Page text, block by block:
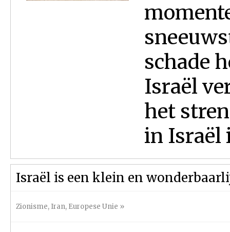
schade
Israël
het
in Israël
Israël is een klein en
Zionisme, Iran, Europese Unie »